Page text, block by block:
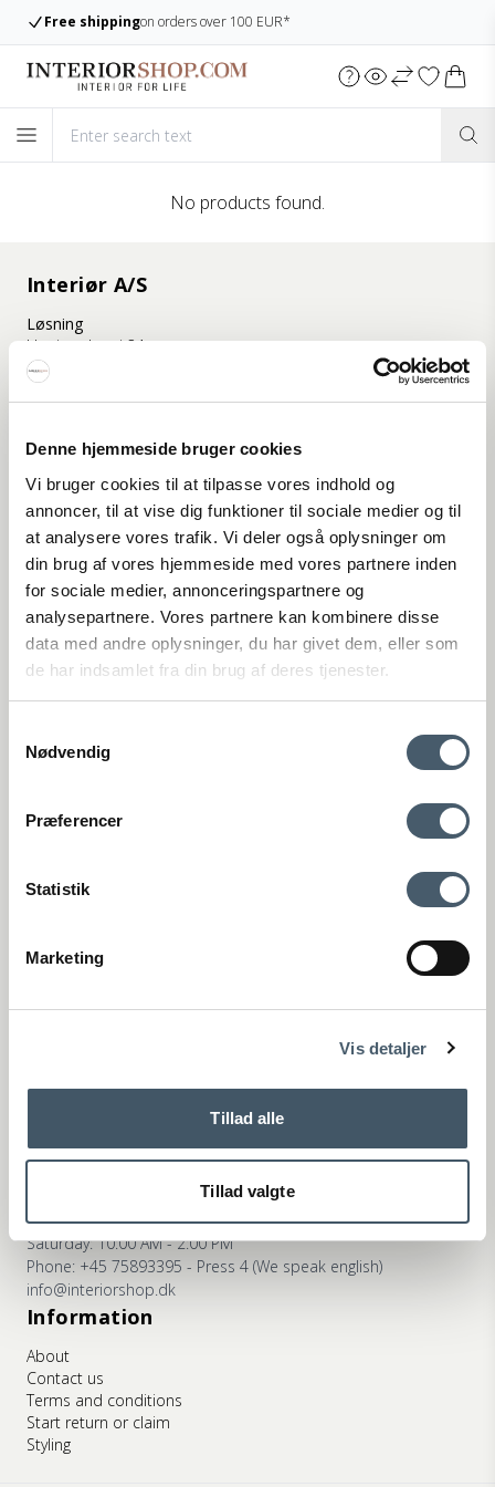
Denne hjemmeside bruger cookies
Vi bruger cookies til at tilpasse vores indhold og
annoncer, til at vise dig funktioner til sociale medier og til
at analysere vores trafik. Vi deler også oplysninger om
din brug af vores hjemmeside med vores partnere inden
for sociale medier, annonceringspartnere og
analysepartnere. Vores partnere kan kombinere disse
data med andre oplysninger, du har givet dem, eller som
de har indsamlet fra din brug af deres tjenester.
Nødvendig
Præferencer
Statistik
Marketing
Vis detaljer
Tillad alle
Tillad valgte
Free shippingon orders over 100 EUR*
Shipping
No products found.
Interiør A/S
Løsning
Hoejmarksvej 34
DK-8723 Løsning
(Google Maps)
Kyhnsvej 6
DK-8680 Ry
(Google Maps)
Viborg
St. Sct. Peder Stræde 16
DK-8800 Viborg
(Google Maps)
VAT number: 27921124
kundeservice@interiorshop.dk
Webshop Customer Service
kundeservice@interiorshop.dk
Monday - Friday: 10:00 AM - 5:30 PM
Phone: +45 75893395 - Press 2 (We speak english)
Phone: +45 75893395 - Press 3 (We speak english)
info@interiorshop.dk
Monday - Friday: 10:00 AM - 5:30 PM
Saturday: 10:00 AM - 2:00 PM
Phone: +45 75893395 - Press 4 (We speak english)
info@interiorshop.dk
Information
About
Contact us
Terms and conditions
Start return or claim
Styling